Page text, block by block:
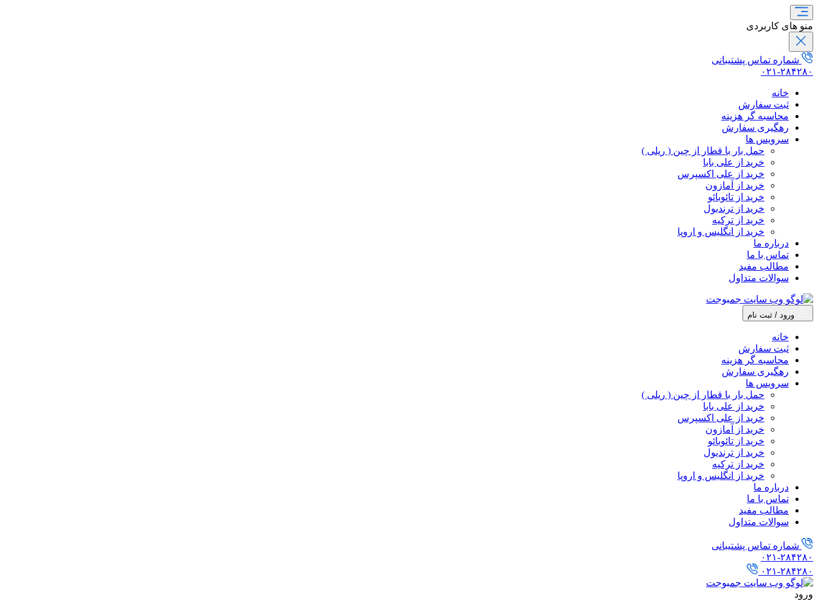
منو های کاربردی
شماره تماس پشتیبانی
۰۲۱-۲۸۴۲۸۰
خانه
ثبت سفارش
محاسبه گر هزینه
رهگیری سفارش
سرویس ها
حمل بار با قطار از چین ( ریلی )
خرید از علی بابا
خرید از علی اکسپرس
خرید از آمازون
خرید از تائوبائو
خرید از ترندیول
خرید از ترکیه
خرید از انگلیس و اروپا
درباره ما
تماس با ما
مطالب مفید
سوالات متداول
خانه
ثبت سفارش
محاسبه گر هزینه
رهگیری سفارش
سرویس ها
حمل بار با قطار از چین ( ریلی )
خرید از علی بابا
خرید از علی اکسپرس
خرید از آمازون
خرید از تائوبائو
خرید از ترندیول
خرید از ترکیه
خرید از انگلیس و اروپا
درباره ما
تماس با ما
مطالب مفید
سوالات متداول
شماره تماس پشتیبانی
۰۲۱-۲۸۴۲۸۰
۰۲۱-۲۸۴۲۸۰
ورود